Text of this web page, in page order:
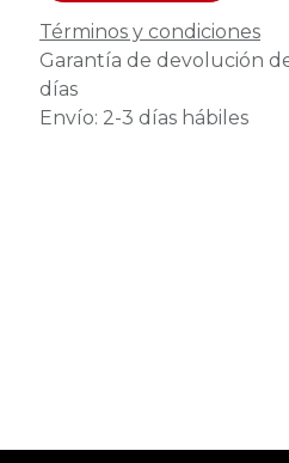
Términos y condiciones
Garantía de devolución
días
Envío: 2-3 días hábiles